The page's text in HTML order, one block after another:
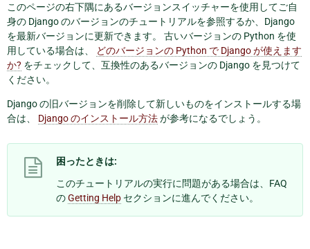
このページの右下隅にあるバージョンスイッチャーを使用してご自
身の Django のバージョンのチュートリアルを参照するか、Django
を最新バージョンに更新できます。 古いバージョンの Python を使
用している場合は、
どのバージョンの Python で Django が使えます
か? をチェックして、互換性のあるバージョンの Django を見つけて
ください。
Django の旧バージョンを削除して新しいものをインストールする場
合は、 Django のインストール方法が参考になるでしょう。
困ったときは:
このチュートリアルの実行に問題がある場合は、FAQ
のGetting Help セクションに進んでください。